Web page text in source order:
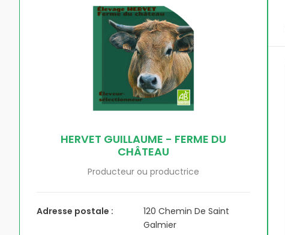
HERVET GUILLAUME - FERME DU
CHÂTEAU
Producteur ou productrice
Adresse postale :
120 Chemin De Saint
Galmier